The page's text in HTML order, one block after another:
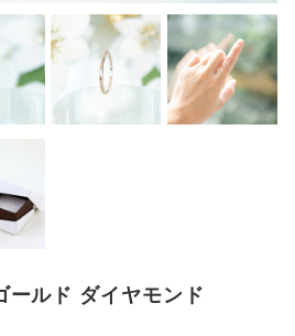
ールド ダイヤモンド